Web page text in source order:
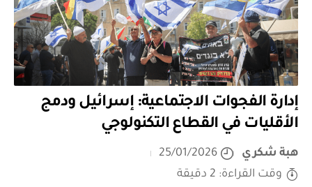
إدارة الفجوات الاجتماعية: إسرائيل ودمج
الأقليات في القطاع التكنولوجي
هبة شكري
25/01/2026
وقت القراءة: 2 دقيقة